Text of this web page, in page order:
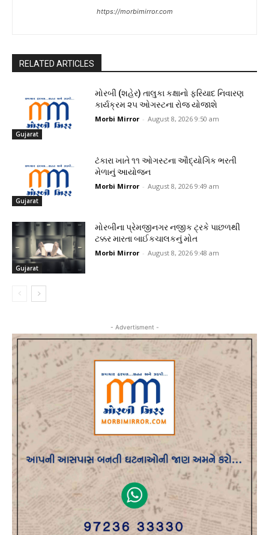
https://morbimirror.com
RELATED ARTICLES
Gujarat
મોરબી (શહેર) તાલુકા કક્ષાનો ફરિયાદ નિવારણ
કાર્યક્રમ ૨૫ ઓગસ્ટના રોજ યોજાશે
Morbi Mirror - August 8, 2026 9:50 am
Gujarat
ટંકારા ખાતે ૧૧ ઓગસ્ટના ઔદ્યોગિક ભરતી
મેળાનું આયોજન
Morbi Mirror - August 8, 2026 9:49 am
Gujarat
મોરબીના પ્રેમજીનગર નજીક ટ્રકે પાછળથી
ટક્કર મારતા બાઈકચાલકનું મોત
Morbi Mirror - August 8, 2026 9:48 am
- Advertisment -